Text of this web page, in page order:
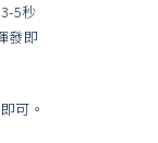
5秒
發即
可。